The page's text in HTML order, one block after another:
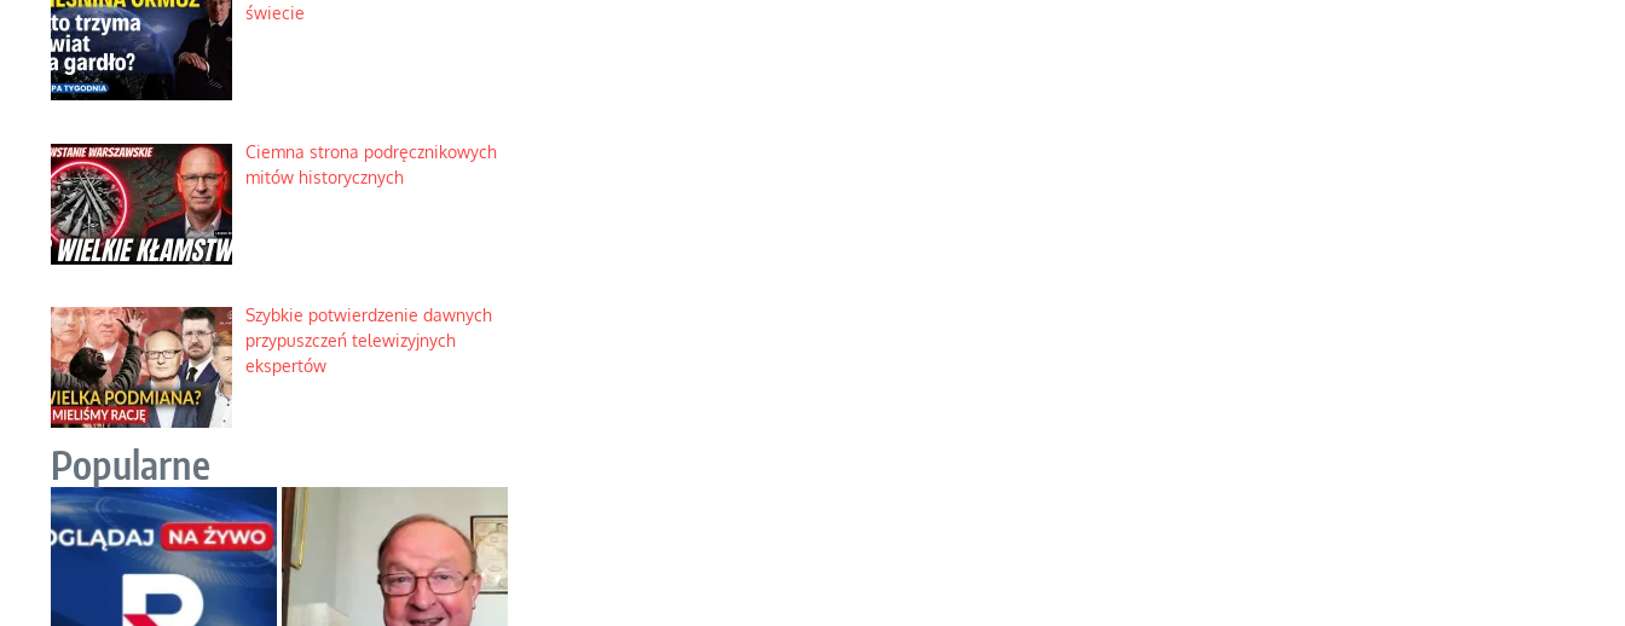
świecie
Ciemna strona podręcznikowych
mitów historycznych
Szybkie potwierdzenie dawnych
przypuszczeń telewizyjnych
ekspertów
Popularne